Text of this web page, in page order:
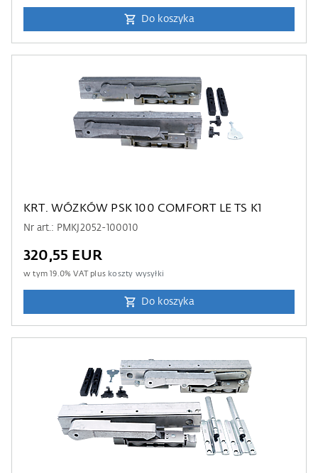
Do koszyka
KRT. WÓZKÓW PSK 100 COMFORT LE TS K1
Nr art.: PMKJ2052-100010
320,55 EUR
w tym19.0% VAT plus koszty wysyłki
Do koszyka